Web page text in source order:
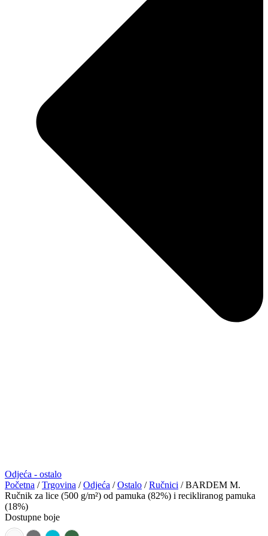
Odjeća - ostalo
Početna /Trgovina /Odjeća /Ostalo /Ručnici / BARDEM M.
Ručnik za lice (500 g/m²) od pamuka (82%) i recikliranog pamuka
(18%)
Dostupne boje